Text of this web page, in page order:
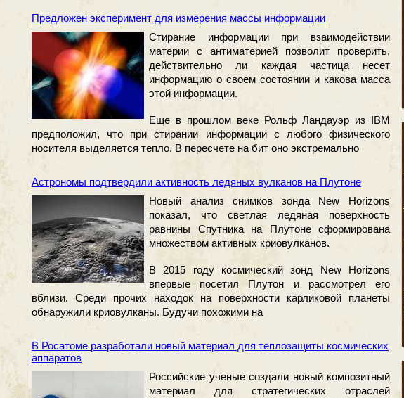
Предложен эксперимент для измерения массы информации
Стирание информации при взаимодействии
материи с антиматерией позволит проверить,
действительно ли каждая частица несет
информацию о своем состоянии и какова масса
этой информации.
Еще в прошлом веке Рольф Ландауэр из IBM
предположил, что при стирании информации с любого физического
носителя выделяется тепло. В пересчете на бит оно экстремально
Астрономы подтвердили активность ледяных вулканов на Плутоне
Новый анализ снимков зонда New Horizons
показал, что светлая ледяная поверхность
равнины Спутника на Плутоне сформирована
множеством активных криовулканов.
В 2015 году космический зонд New Horizons
впервые посетил Плутон и рассмотрел его
вблизи. Среди прочих находок на поверхности карликовой планеты
обнаружили криовулканы. Будучи похожими на
В Росатоме разработали новый материал для теплозащиты космических
аппаратов
Российские ученые создали новый композитный
материал для стратегических отраслей